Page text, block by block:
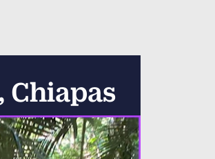
Chiapas